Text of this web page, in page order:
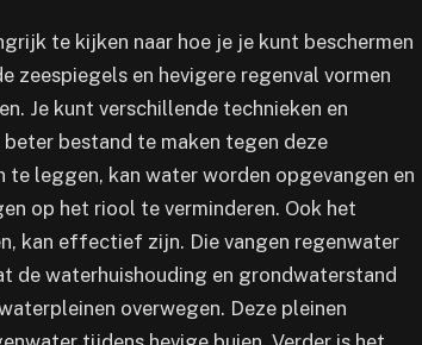
te kijken naar hoe je je kunt beschermen
en hevigere regenval vormen
Je kunt verschillende technieken en
bestand te maken tegen deze
leggen, kan water worden opgevangen en
op het riool te verminderen. Ook het
kan effectief zijn. Die vangen regenwater
de waterhuishouding en grondwaterstand
overwegen. Deze pleinen